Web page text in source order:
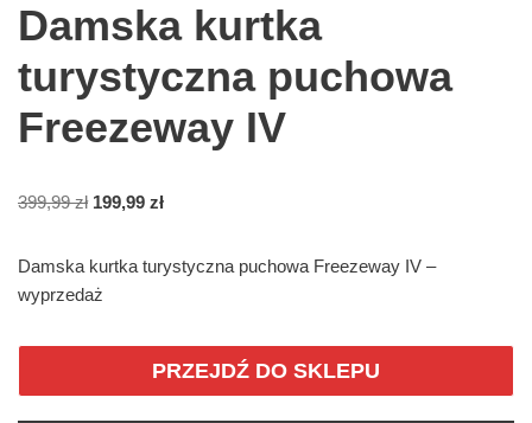
Damska kurtka
turystyczna puchowa
Freezeway IV
399,99zł 199,99 zł
Damska kurtka turystyczna puchowa Freezeway IV –
wyprzedaż
PRZEJDŹ DO SKLEPU